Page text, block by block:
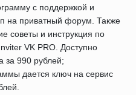
с поддержкой и
на приватный форум. Также
советы и инструкция по
VK PRO. Доступно
за 990 рублей;
дается ключ на сервис